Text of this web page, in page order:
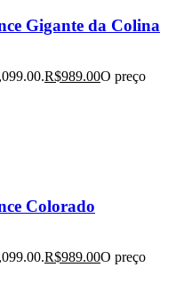
Gigante da Colina
R$989.00O preço
Colorado
R$989.00O preço